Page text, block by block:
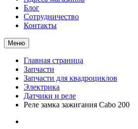
Блог
Сотрудничество
Контакты
Меню
Главная страница
Запчасти
Запчасти для квадроциклов
Электрика
Датчики и реле
Реле замка зажигания Cabo 200